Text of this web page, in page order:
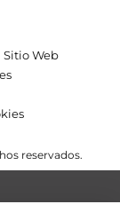
Sitio Web
reservados.